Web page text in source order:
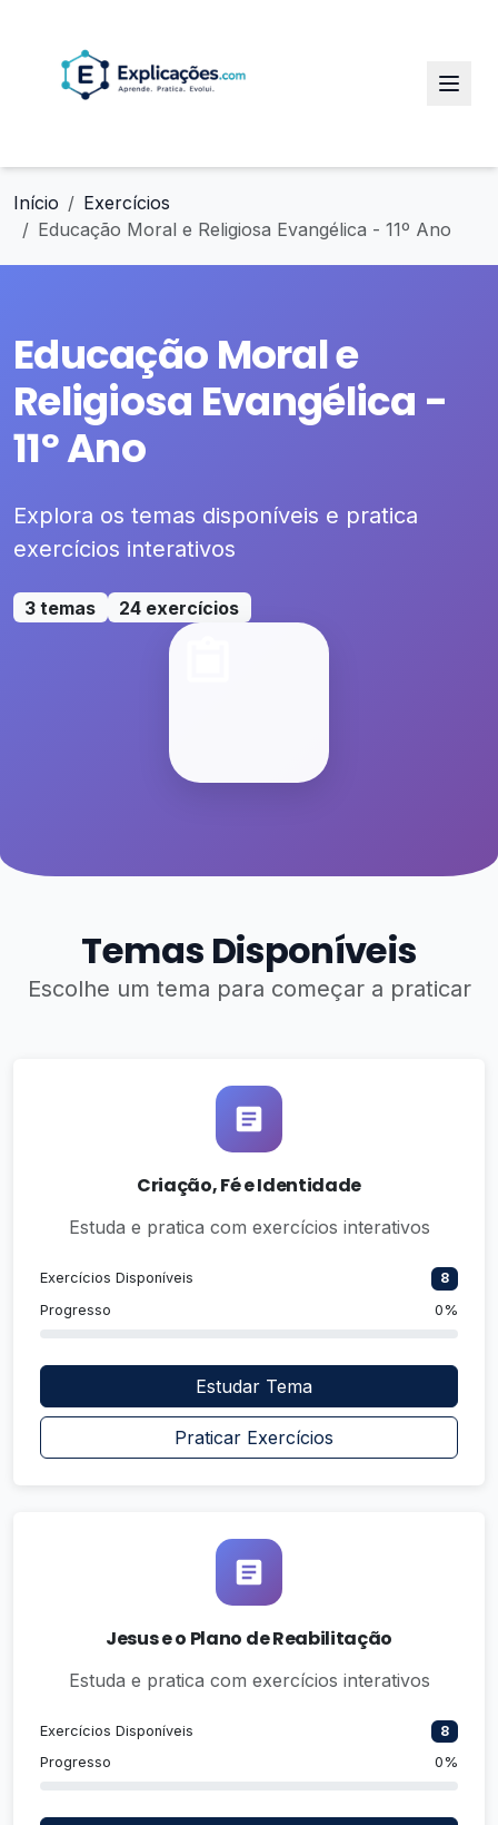
Início
Exercícios
Educação Moral e Religiosa Evangélica - 11º Ano
Educação Moral e
Religiosa Evangélica -
11º Ano
Explora os temas disponíveis e pratica
exercícios interativos
3 temas 24 exercícios
Temas Disponíveis
Escolhe um tema para começar a praticar
Criação, Fé e Identidade
Estuda e pratica com exercícios interativos
Exercícios Disponíveis
8
Progresso
0%
Estudar Tema
Praticar Exercícios
Jesus e o Plano de Reabilitação
Estuda e pratica com exercícios interativos
Exercícios Disponíveis
8
Progresso
0%